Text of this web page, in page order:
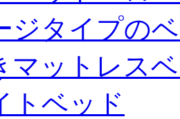
ジタイプの
マットレス
トベッド